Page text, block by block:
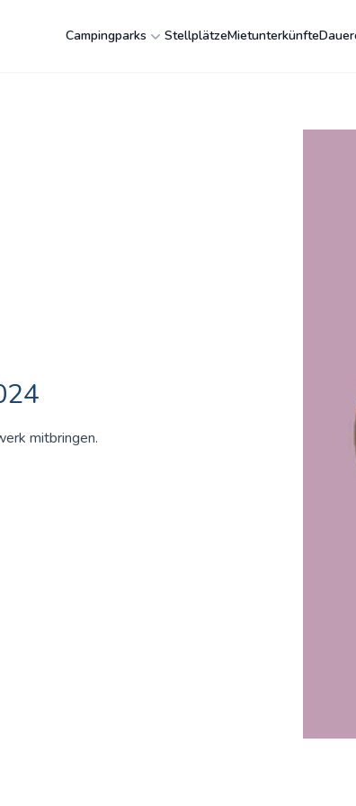
Campingparks StellplätzeMietunterkünfte
mitbringen.